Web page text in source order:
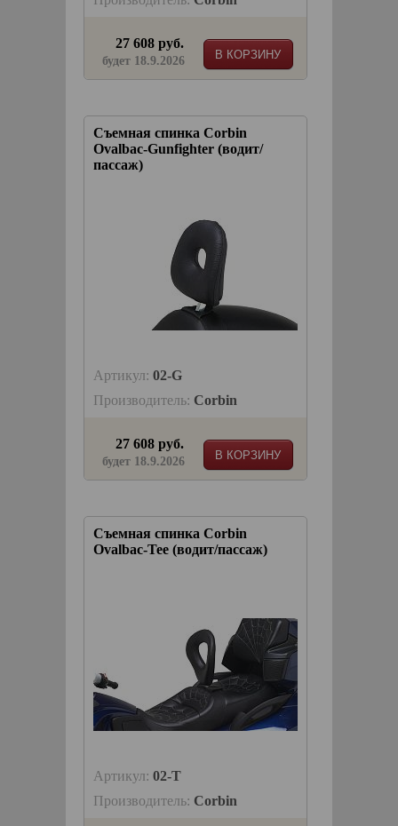
В КОРЗИНУ
27 608 руб.
будет 18.9.2026
Съемная спинка Corbin
Ovalbac-Gunfighter (водит/
пассаж)
Артикул: 02-G
Производитель: Corbin
В КОРЗИНУ
27 608 руб.
будет 18.9.2026
Съемная спинка Corbin
Ovalbac-Tee (водит/пассаж)
Артикул: 02-T
Производитель: Corbin